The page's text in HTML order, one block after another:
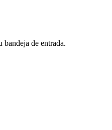
bandeja de entrada.